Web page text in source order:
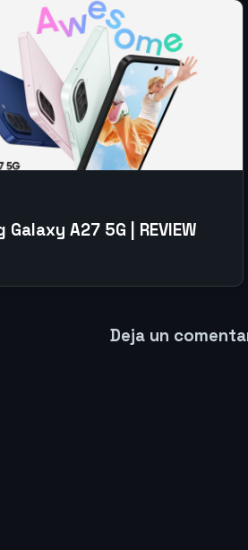
Galaxy A27 5G | REVIEW
Deja un